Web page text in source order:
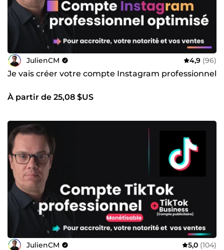
JulienCM 4,9 (96)
Je vais créer votre compte Instagram professionnel
À partir de 25,08 $US
JulienCM 5,0 (104)